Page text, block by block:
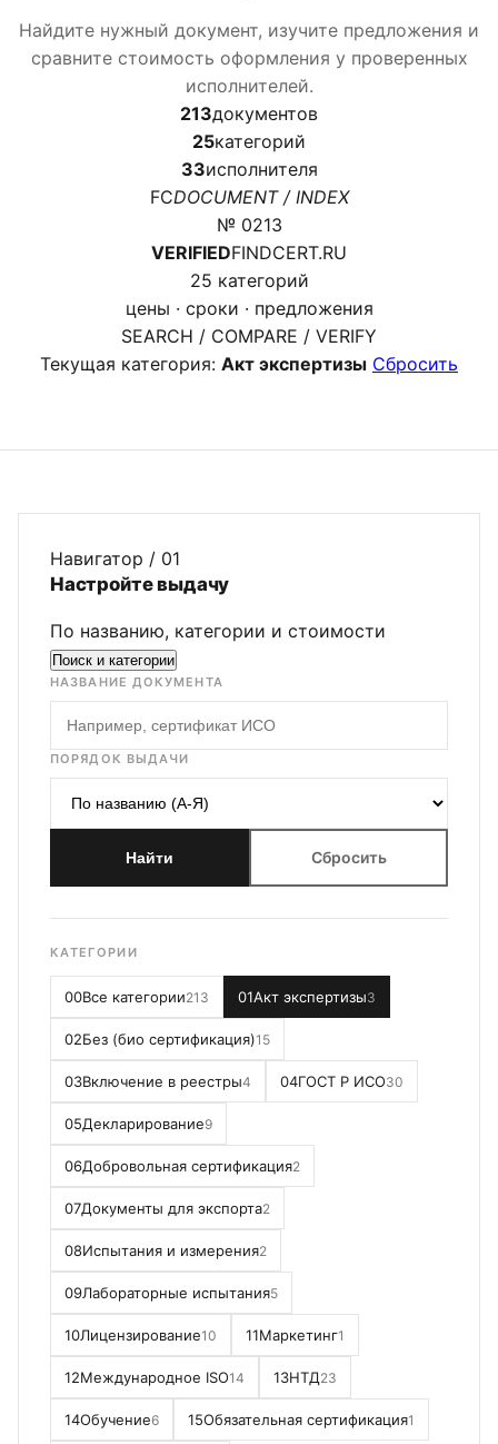
Найдите нужный документ, изучите предложения и
сравните стоимость оформления у проверенных
исполнителей.
213документов
25категорий
33исполнителя
FCDOCUMENT / INDEX
№ 0213
VERIFIEDFINDCERT.RU
25 категорий
цены · сроки · предложения
SEARCH / COMPARE / VERIFY
Текущая категория: Акт экспертизы Сбросить
Навигатор / 01
Настройте выдачу
По названию, категории и стоимости
Поиск и категории
НАЗВАНИЕ ДОКУМЕНТА
ПОРЯДОК ВЫДАЧИ
Найти Сбросить
КАТЕГОРИИ
00Все категории213 01Акт экспертизы3
02Без (био сертификация)15
03Включение в реестры4 04ГОСТ Р ИСО30
05Декларирование9
06Добровольная сертификация2
07Документы для экспорта2
08Испытания и измерения2
09Лабораторные испытания5
10Лицензирование10 11Маркетинг1
12Международное ISO14 13НТД23
14Обучение6 15Обязательная сертификация1